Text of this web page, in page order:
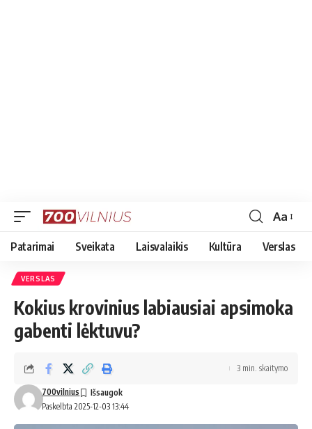
Font
Resizer
Aa
Patarimai Sveikata Laisvalaikis Kultūra Verslas
VERSLAS
Kokius krovinius labiausiai apsimoka
gabenti lėktuvu?
Paskelbta 2025-12-03 13:44
700vilnius
3 min. skaitymo